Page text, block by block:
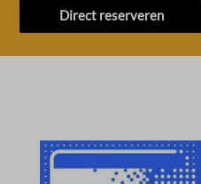
Direct reserveren